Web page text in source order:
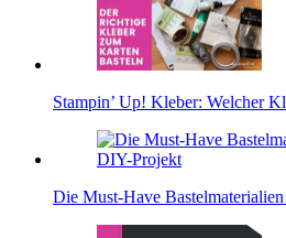
Stampin’ Up! Kleber: Welcher
Die Must-Have